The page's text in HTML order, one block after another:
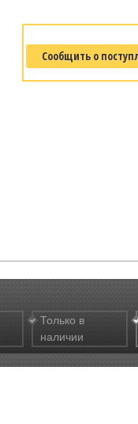
Сообщить о
Только в
наличии